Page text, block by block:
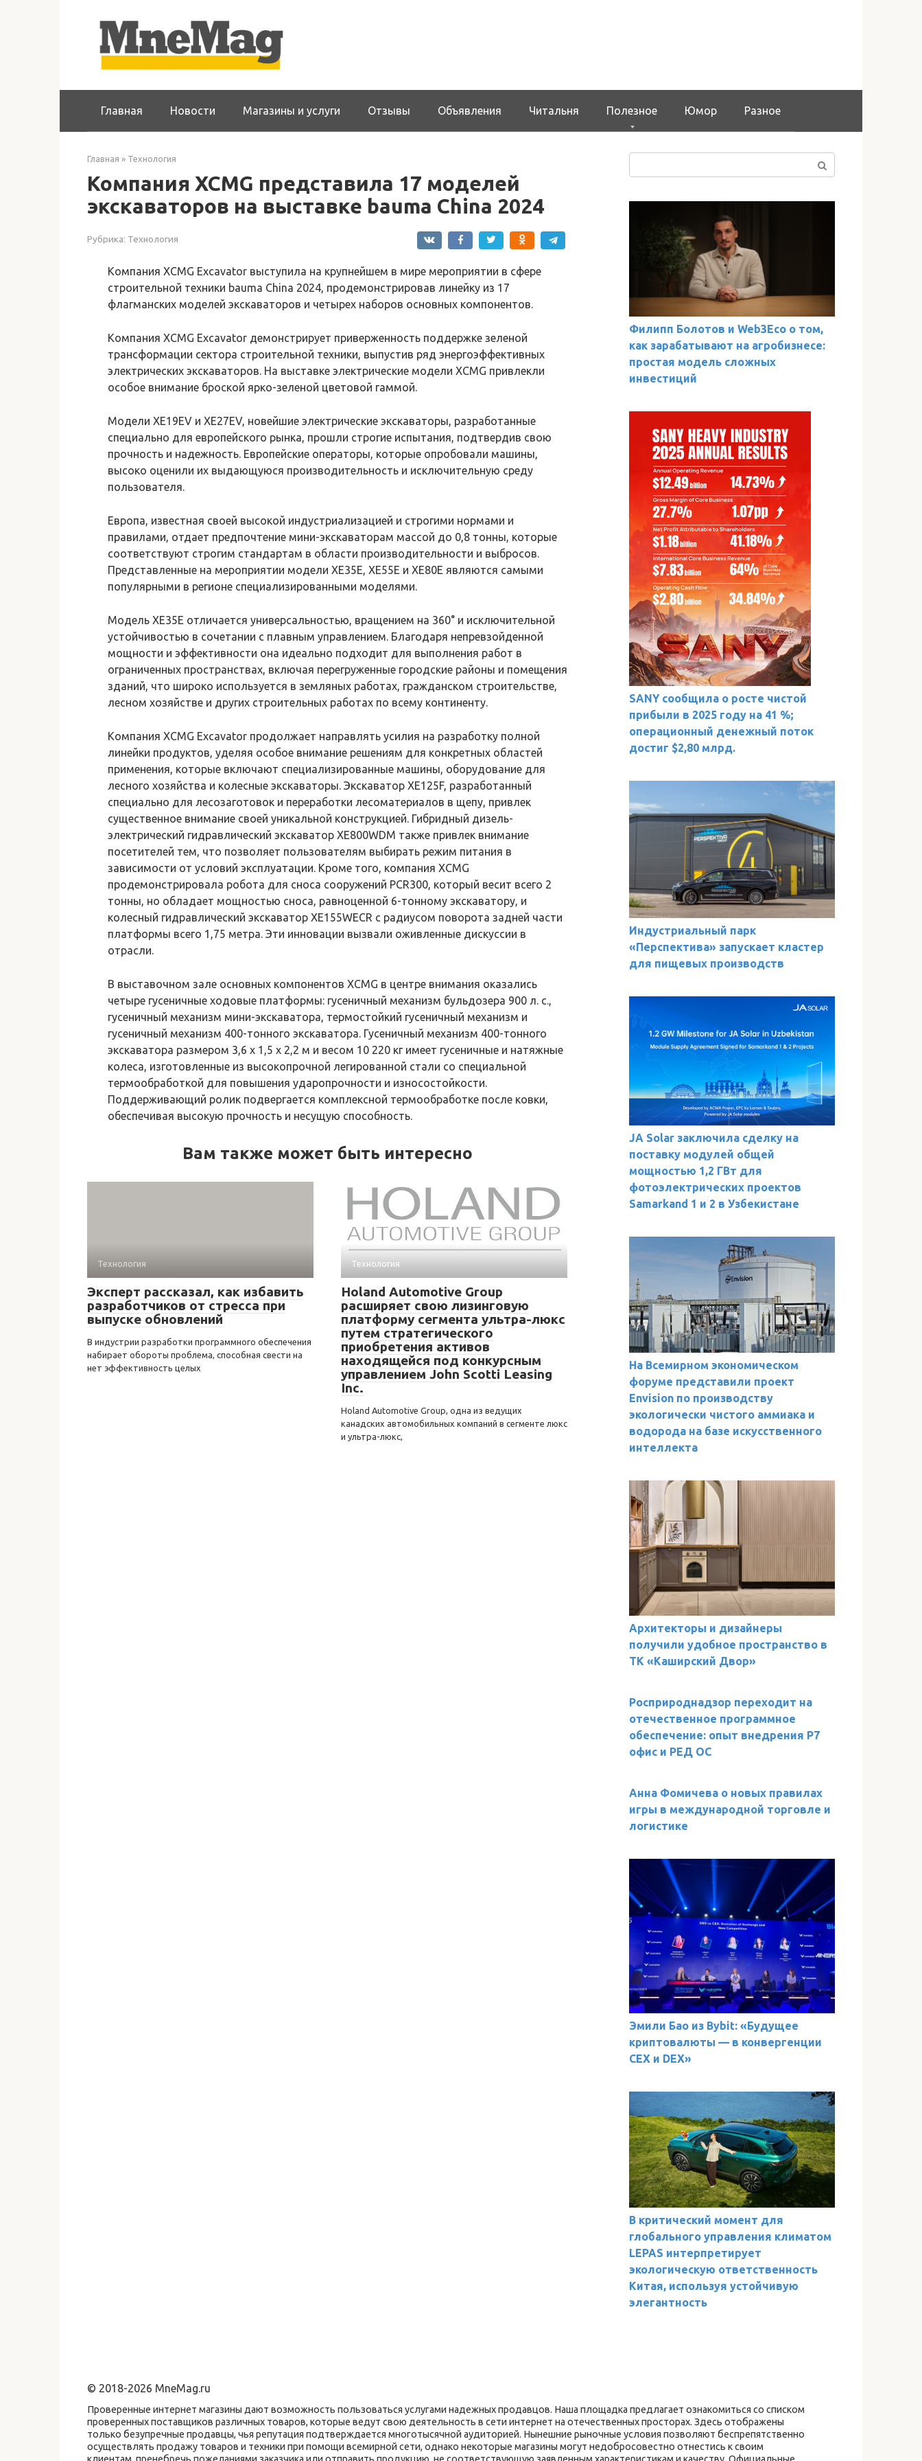
Главная Новости Магазины и услуги Отзывы Объявления Читальня Полезное Юмор Разное
Главная » Технология
Компания XCMG представила 17 моделей
экскаваторов на выставке bauma China 2024
Рубрика: Технология
Компания XCMG Excavator выступила на крупнейшем в мире мероприятии в сфере
строительной техники bauma China 2024, продемонстрировав линейку из 17
флагманских моделей экскаваторов и четырех наборов основных компонентов.
Компания XCMG Excavator демонстрирует приверженность поддержке зеленой
трансформации сектора строительной техники, выпустив ряд энергоэффективных
электрических экскаваторов. На выставке электрические модели XCMG привлекли
особое внимание броской ярко-зеленой цветовой гаммой.
Модели XE19EV и XE27EV, новейшие электрические экскаваторы, разработанные
специально для европейского рынка, прошли строгие испытания, подтвердив свою
прочность и надежность. Европейские операторы, которые опробовали машины,
высоко оценили их выдающуюся производительность и исключительную среду
пользователя.
Европа, известная своей высокой индустриализацией и строгими нормами и
правилами, отдает предпочтение мини-экскаваторам массой до 0,8 тонны, которые
соответствуют строгим стандартам в области производительности и выбросов.
Представленные на мероприятии модели XE35E, XE55E и XE80E являются самыми
популярными в регионе специализированными моделями.
Модель XE35E отличается универсальностью, вращением на 360° и исключительной
устойчивостью в сочетании с плавным управлением. Благодаря непревзойденной
мощности и эффективности она идеально подходит для выполнения работ в
ограниченных пространствах, включая перегруженные городские районы и помещения
зданий, что широко используется в земляных работах, гражданском строительстве,
лесном хозяйстве и других строительных работах по всему континенту.
Компания XCMG Excavator продолжает направлять усилия на разработку полной
линейки продуктов, уделяя особое внимание решениям для конкретных областей
применения, которые включают специализированные машины, оборудование для
лесного хозяйства и колесные экскаваторы. Экскаватор XE125F, разработанный
специально для лесозаготовок и переработки лесоматериалов в щепу, привлек
существенное внимание своей уникальной конструкцией. Гибридный дизель-
электрический гидравлический экскаватор XE800WDM также привлек внимание
посетителей тем, что позволяет пользователям выбирать режим питания в
зависимости от условий эксплуатации. Кроме того, компания XCMG
продемонстрировала робота для сноса сооружений PCR300, который весит всего 2
тонны, но обладает мощностью сноса, равноценной 6-тонному экскаватору, и
колесный гидравлический экскаватор XE155WECR с радиусом поворота задней части
платформы всего 1,75 метра. Эти инновации вызвали оживленные дискуссии в
отрасли.
В выставочном зале основных компонентов XCMG в центре внимания оказались
четыре гусеничные ходовые платформы: гусеничный механизм бульдозера 900 л. с.,
гусеничный механизм мини-экскаватора, термостойкий гусеничный механизм и
гусеничный механизм 400-тонного экскаватора. Гусеничный механизм 400-тонного
экскаватора размером 3,6 х 1,5 х 2,2 м и весом 10 220 кг имеет гусеничные и натяжные
колеса, изготовленные из высокопрочной легированной стали со специальной
термообработкой для повышения ударопрочности и износостойкости.
Поддерживающий ролик подвергается комплексной термообработке после ковки,
обеспечивая высокую прочность и несущую способность.
Вам также может быть интересно
Технология
Эксперт рассказал, как избавить
разработчиков от стресса при
выпуске обновлений
В индустрии разработки программного обеспечения
набирает обороты проблема, способная свести на
нет эффективность целых
Технология
Holand Automotive Group
расширяет свою лизинговую
платформу сегмента ультра-люкс
путем стратегического
приобретения активов
находящейся под конкурсным
управлением John Scotti Leasing
Inc.
Holand Automotive Group, одна из ведущих
канадских автомобильных компаний в сегменте люкс
и ультра-люкс,
Филипп Болотов и Web3Eco о том,
как зарабатывают на агробизнесе:
простая модель сложных
инвестиций
SANY сообщила о росте чистой
прибыли в 2025 году на 41 %;
операционный денежный поток
достиг $2,80 млрд.
Индустриальный парк
«Перспектива» запускает кластер
для пищевых производств
JA Solar заключила сделку на
поставку модулей общей
мощностью 1,2 ГВт для
фотоэлектрических проектов
Samarkand 1 и 2 в Узбекистане
На Всемирном экономическом
форуме представили проект
Envision по производству
экологически чистого аммиака и
водорода на базе искусственного
интеллекта
Архитекторы и дизайнеры
получили удобное пространство в
ТК «Каширский Двор»
Росприроднадзор переходит на
отечественное программное
обеспечение: опыт внедрения Р7
офис и РЕД ОС
Анна Фомичева о новых правилах
игры в международной торговле и
логистике
Эмили Бао из Bybit: «Будущее
криптовалюты — в конвергенции
CEX и DEX»
В критический момент для
глобального управления климатом
LEPAS интерпретирует
экологическую ответственность
Китая, используя устойчивую
элегантность
© 2018-2026 MneMag.ru
Проверенные интернет магазины дают возможность пользоваться услугами надежных продавцов. Наша площадка предлагает ознакомиться со списком
проверенных поставщиков различных товаров, которые ведут свою деятельность в сети интернет на отечественных просторах. Здесь отображены
только безупречные продавцы, чья репутация подтверждается многотысячной аудиторией. Нынешние рыночные условия позволяют беспрепятственно
осуществлять продажу товаров и техники при помощи всемирной сети, однако некоторые магазины могут недобросовестно отнестись к своим